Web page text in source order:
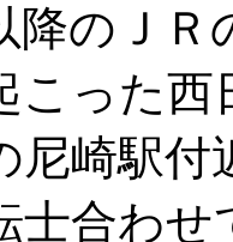
降のＪ
こった
尼崎駅
士合わ